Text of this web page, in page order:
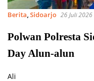
Berita,Sidoarjo 26 Juli 2026
Polwan Polresta
Day Alun-alun
Ali